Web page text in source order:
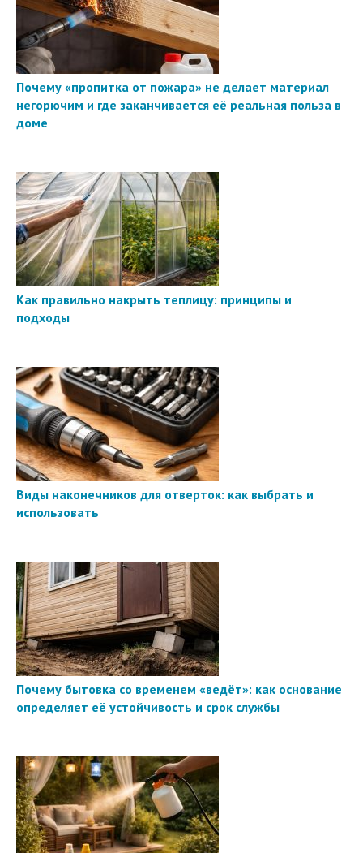
Почему «пропитка от пожара» не делает материал
негорючим и где заканчивается её реальная польза в
доме
Как правильно накрыть теплицу: принципы и
подходы
Виды наконечников для отверток: как выбрать и
использовать
Почему бытовка со временем «ведёт»: как основание
определяет её устойчивость и срок службы